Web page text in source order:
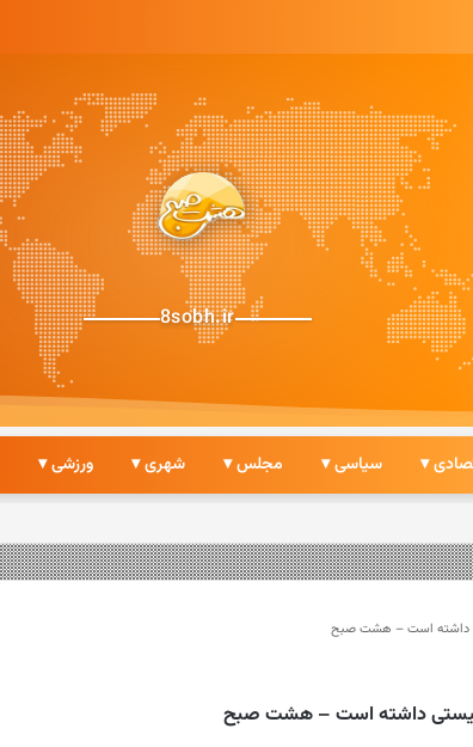
8sobh.ir
▾ سیاسی ▾ مجلس ▾ شهری ▾ ورزشی ▾
داشته است – هشت صبح
داشته است – هشت صبح